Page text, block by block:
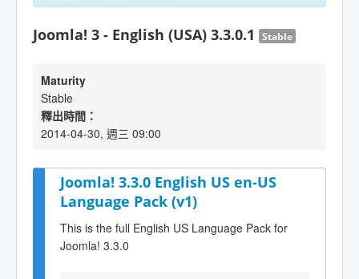
Joomla! 3 - English (USA) 3.3.0.1 Stable
Maturity
Stable
釋出時間：
2014-04-30, 週三 09:00
Joomla! 3.3.0 English US en-US
Language Pack (v1)
This is the full English US Language Pack for
Joomla! 3.3.0